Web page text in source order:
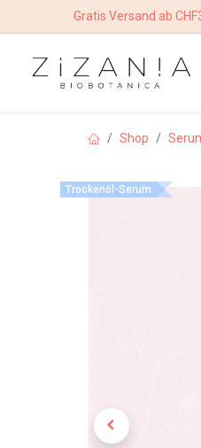
Gratis Versand ab
Shop
Trockenöl-Serum